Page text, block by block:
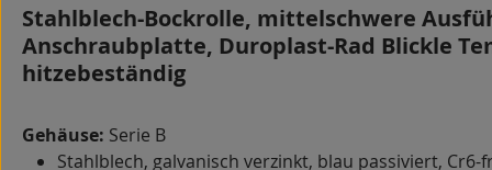
Stahlblech-Bockrolle, mittelschwere
Anschraubplatte, Duroplast-Rad Blickle
hitzebeständig
Gehäuse: Serie B
Stahlblech, galvanisch verzinkt, blau passiviert, Cr6-